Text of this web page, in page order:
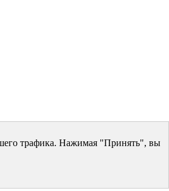
трафика. Нажимая "Принять", вы